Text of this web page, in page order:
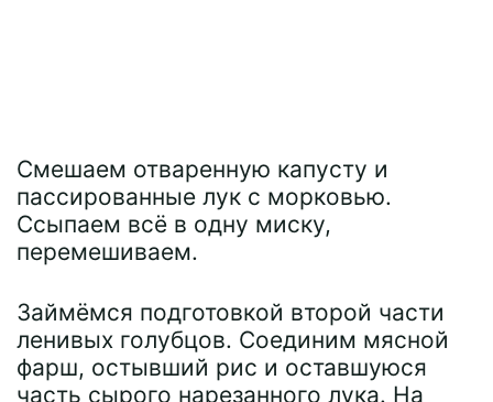
Смешаем отваренную капусту и
пассированные лук с морковью.
Ссыпаем всё в одну миску,
перемешиваем.
Займёмся подготовкой второй части
ленивых голубцов. Соединим мясной
фарш, остывший рис и оставшуюся
часть сырого нарезанного лука. На